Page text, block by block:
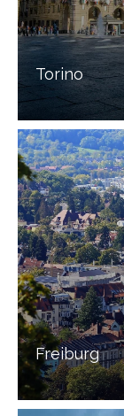
Torino
Freiburg